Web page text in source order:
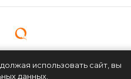
использовать сайт, вы
данных.